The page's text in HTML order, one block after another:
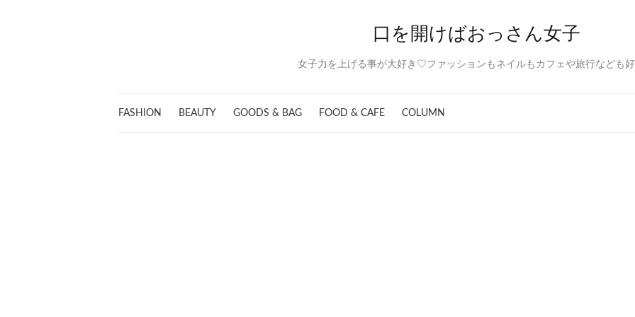
口を開けばおっさん女子
女子力を上げる事が大好き♡ファッションもネイルもカフェや旅行なども好
FASHION BEAUTY GOODS & BAG FOOD & CAFE COLUMN